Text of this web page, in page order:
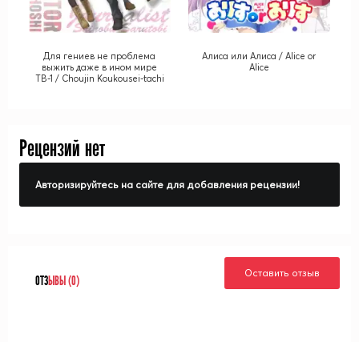
Для гениев не проблема
выжить даже в ином мире
ТВ-1 / Choujin Koukousei-tachi
Алиса или Алиса / Alice or
Alice
Рецензий нет
Авторизируйтесь на сайте для добавления рецензии!
ОТЗЫВЫ (0)
Оставить отзыв